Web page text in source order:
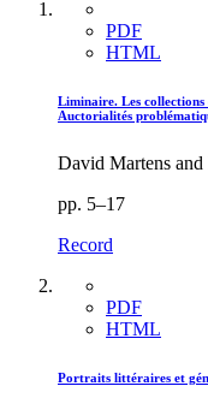
PDF
HTML
Liminaire. Les collections
Auctorialités
David Martens
pp. 5–17
Record
PDF
HTML
Portraits littéraires et